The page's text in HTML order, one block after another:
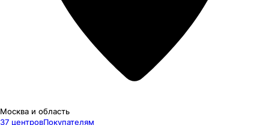
Москва и область
37 центровПокупателям